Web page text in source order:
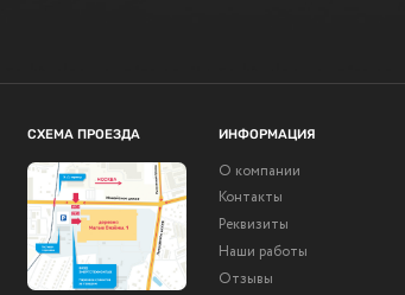
СХЕМА ПРОЕЗДА ИНФОРМАЦИЯ
О компании
Контакты
Реквизиты
Наши работы
Отзывы